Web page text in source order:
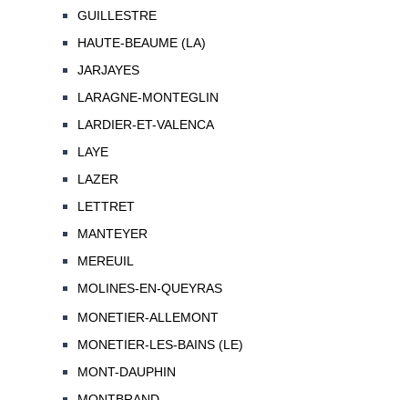
GUILLESTRE
HAUTE-BEAUME (LA)
JARJAYES
LARAGNE-MONTEGLIN
LARDIER-ET-VALENCA
LAYE
LAZER
LETTRET
MANTEYER
MEREUIL
MOLINES-EN-QUEYRAS
MONETIER-ALLEMONT
MONETIER-LES-BAINS (LE)
MONT-DAUPHIN